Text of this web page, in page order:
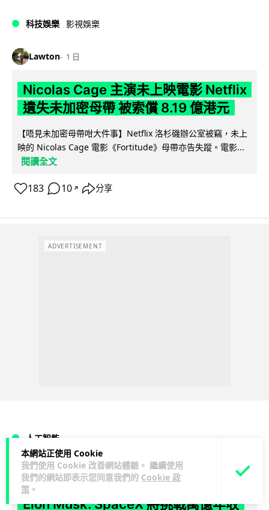
本網站正使用 Cookie
我們使用 Cookie 改善網站體驗。 繼續使用
我們的網站即表示您同意我們的 Cookie 政
策 。
科技娛樂 影視娛樂
Lawton 1 日
Nicolas Cage 主演未上映電影 Netflix
遺失未加密母帶 被索償 8.19 億港元
【唔見未加密母帶咁大件事】Netflix 洛杉磯辦公室被竊，未上
映的 Nicolas Cage 電影《Fortitude》母帶亦告失蹤。電影...
閱讀全文
183 10 ↗ 分享
ADVERTISEMENT
人工智能
Vin 1 日
Elon Musk: SpaceX 將挑戰萬億年收